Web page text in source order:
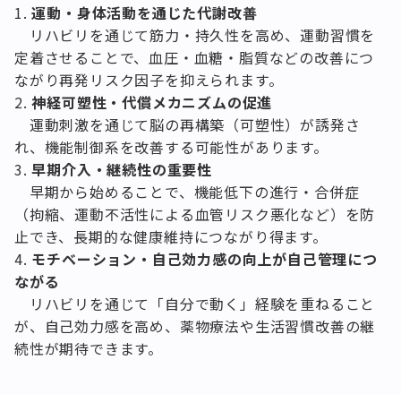
運動・身体活動を通じた代謝改善
リハビリを通じて筋力・持久性を高め、運動習慣を
定着させることで、血圧・血糖・脂質などの改善につ
ながり再発リスク因子を抑えられます。
神経可塑性・代償メカニズムの促進
運動刺激を通じて脳の再構築（可塑性）が誘発さ
れ、機能制御系を改善する可能性があります。
早期介入・継続性の重要性
早期から始めることで、機能低下の進行・合併症
（拘縮、運動不活性による血管リスク悪化など）を防
止でき、長期的な健康維持につながり得ます。
モチベーション・自己効力感の向上が自己管理につ
ながる
リハビリを通じて「自分で動く」経験を重ねること
が、自己効力感を高め、薬物療法や生活習慣改善の継
続性が期待できます。